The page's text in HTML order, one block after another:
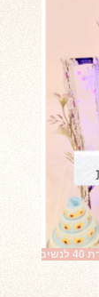
| יום הולדת